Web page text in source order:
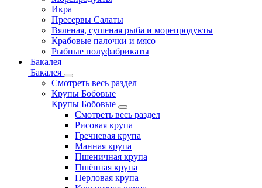
Икра
Пресервы Салаты
Вяленая, сушеная рыба и морепродукты
Крабовые палочки и мясо
Рыбные полуфабрикаты
Бакалея
Бакалея
Смотреть весь раздел
Крупы Бобовые
Крупы Бобовые
Смотреть весь раздел
Рисовая крупа
Гречневая крупа
Манная крупа
Пшеничная крупа
Пшённая крупа
Перловая крупа